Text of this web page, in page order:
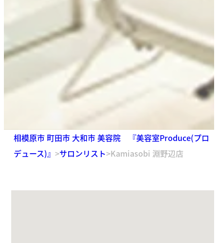
相模原市 町田市 大和市 美容院 『美容室Produce(プロ
デュース)』 >サロンリスト>Kamiasobi 淵野辺店